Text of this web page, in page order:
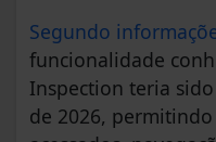
Segundo
funcionalidade
Inspection teria
de 2026,